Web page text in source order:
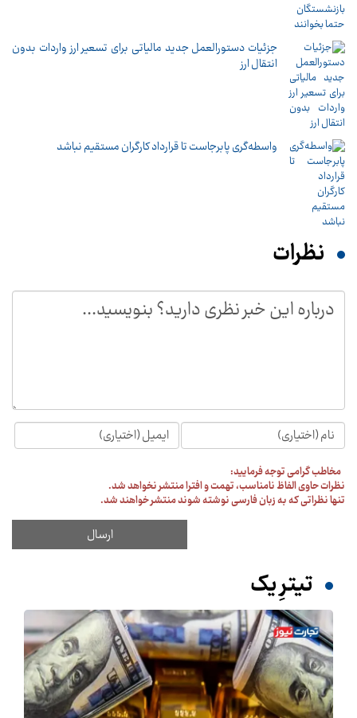
جزئیات دستورالعمل جدید مالیاتی برای تسعیر ارز واردات بدون
انتقال ارز
واسطه‌گری پابرجاست تا قرارداد کارگران مستقیم نباشد
نظرات
مخاطب گرامی توجه فرمایید:
نظرات حاوی الفاظ نامناسب، تهمت و افترا منتشر نخواهد شد.
تنها نظراتی که به زبان فارسی نوشته شوند منتشر خواهند شد.
تیترِ یک